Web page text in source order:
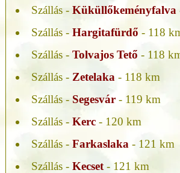
Szállás - Küküllőkeményfalva
Szállás - Hargitafürdő - 118
Szállás - Tolvajos Tető - 118
Szállás - Zetelaka - 118 km
Szállás - Segesvár- 119 km
Szállás - Kerc- 120 km
Szállás - Farkaslaka - 121 km
Szállás - Kecset- 121 km